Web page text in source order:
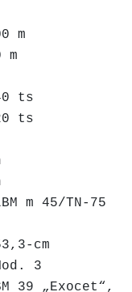
m
ts
ts
45/TN-75
3